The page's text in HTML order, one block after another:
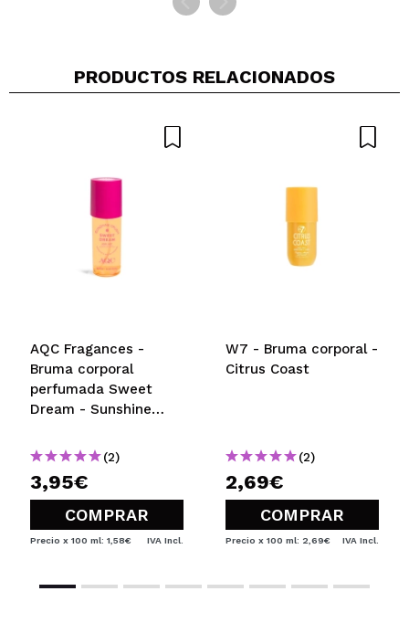
PRODUCTOS RELACIONADOS
AQC Fragances -
Bruma corporal
perfumada Sweet
Dream - Sunshine
(2)
3,95€
COMPRAR
Precio x 100 ml: 1,58€ IVA Incl.
W7 - Bruma corporal -
Citrus Coast
(2)
2,69€
COMPRAR
Precio x 100 ml: 2,69€ IVA Incl.